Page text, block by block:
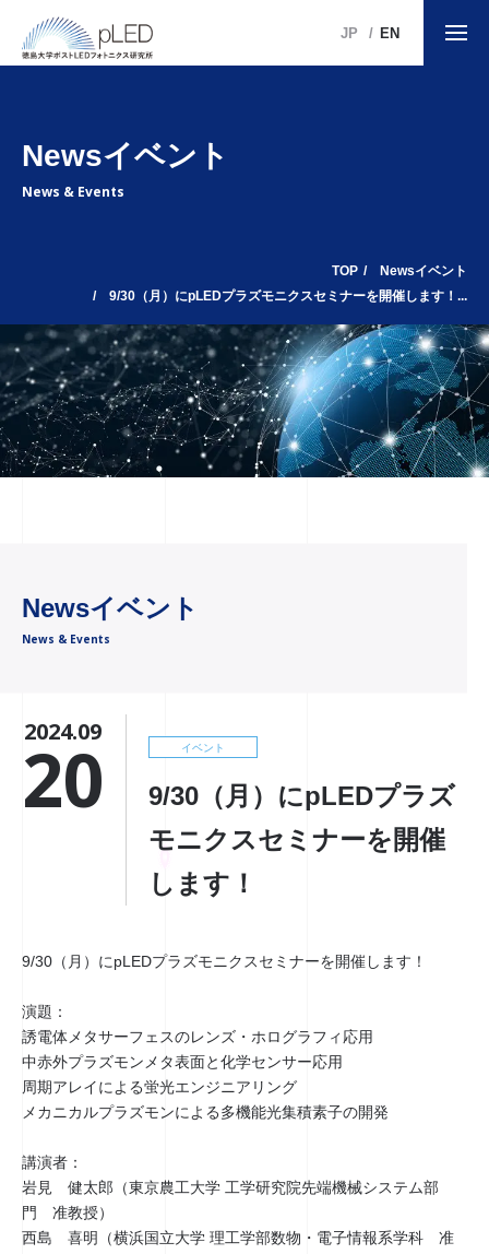
JP EN
Newsイベント
News & Events
TOP
Newsイベント
9/30（月）にpLEDプラズモニクスセミナーを開催します！...
Newsイベント
News & Events
2024.09
20 イベント
9/30（月）にpLEDプラズ
モニクスセミナーを開催
します！
9/30（月）にpLEDプラズモニクスセミナーを開催します！
演題：
誘電体メタサーフェスのレンズ・ホログラフィ応用
中赤外プラズモンメタ表面と化学センサー応用
周期アレイによる蛍光エンジニアリング
メカニカルプラズモンによる多機能光集積素子の開発
講演者：
岩見 健太郎（東京農工大学 工学研究院先端機械システム部
門 准教授）
西島 喜明（横浜国立大学 理工学部数物・電子情報系学科 准